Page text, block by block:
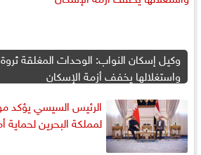
وكيل إسكان النواب: الوحدات المغلقة
واستغلالها يخفف أزمة الإسكان
الرئيس السيسي يؤكد
لمملكة البحرين لحماية